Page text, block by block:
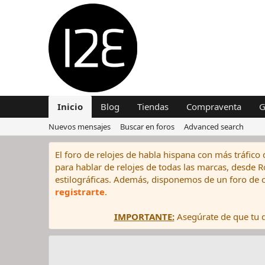
Inicio Blog Tiendas Compraventa
Nuevos mensajes Buscar en foros Advanced search
El foro de relojes de habla hispana con más
para hablar de relojes de todas las marcas, desde
estilográficas. Además, disponemos de un foro
registrarte.
IMPORTANTE:Asegúrate de que tu